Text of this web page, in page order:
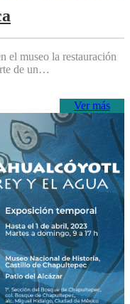
el museo la restauración
de un…
Ver más